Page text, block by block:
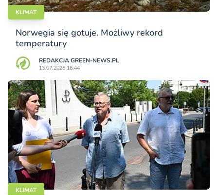
KLIMAT
Norwegia się gotuje. Możliwy rekord
temperatury
REDAKCJA GREEN-NEWS.PL
13.07.2026 18:44
KLIMAT